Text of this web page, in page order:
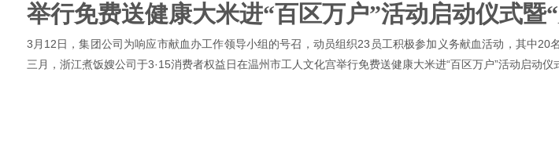
举行免费送健康大米进“百区万户”活动启动仪式暨
3月12日，集团公司为响应市献血办工作领导小组的号召，动员组织23员工积极参加义务献血活动，其中
三月，浙江煮饭嫂公司于3·15消费者权益日在温州市工人文化宫举行免费送健康大米进“百区万户”活动启动仪